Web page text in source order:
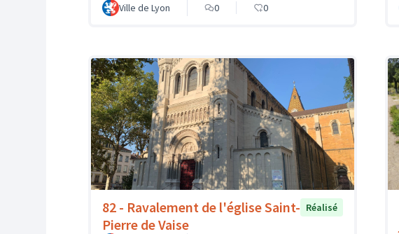
Ville de Lyon 0 0
82 - Ravalement de l'église Saint-
Pierre de Vaise
Réalisé